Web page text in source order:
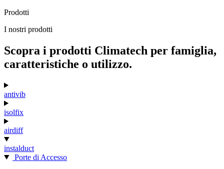
Prodotti
Novità
IT
Prodotti
I nostri prodotti
Scopra i prodotti Climatech per famiglia,
caratteristiche o utilizzo.
antivib
isolfix
airdiff
instalduct
Porte di Accesso